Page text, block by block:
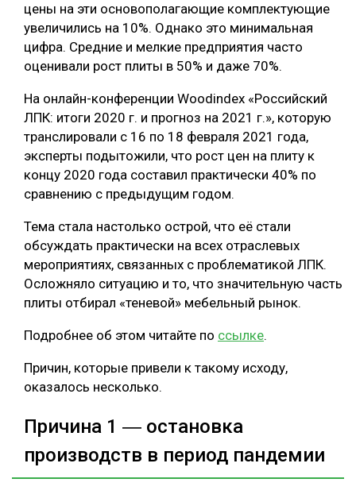
цены на эти основополагающие комплектующие
увеличились на 10%. Однако это минимальная
цифра. Средние и мелкие предприятия часто
оценивали рост плиты в 50% и даже 70%.
На онлайн-конференции Woodindex «Российский
ЛПК: итоги 2020 г. и прогноз на 2021 г.», которую
транслировали с 16 по 18 февраля 2021 года,
эксперты подытожили, что рост цен на плиту к
концу 2020 года составил практически 40% по
сравнению с предыдущим годом.
Тема стала настолько острой, что её стали
обсуждать практически на всех отраслевых
мероприятиях, связанных с проблематикой ЛПК.
Осложняло ситуацию и то, что значительную часть
плиты отбирал «теневой» мебельный рынок.
Подробнее об этом читайте по ссылке.
Причин, которые привели к такому исходу,
оказалось несколько.
Причина 1 ― остановка
производств в период пандемии